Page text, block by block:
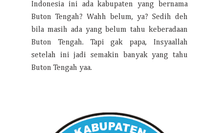
Indonesia ini ada kabupaten yang bernama
Buton Tengah? Wahh belum, ya? Sedih deh
bila masih ada yang belum tahu keberadaan
Buton Tengah. Tapi gak papa, Insyaallah
setelah ini jadi semakin banyak yang tahu
Buton Tengah yaa.